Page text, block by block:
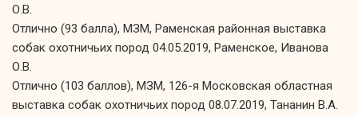
О.В.
Отлично (93 балла), МЗМ, Раменская районная выставка
собак охотничьих пород 04.05.2019, Раменское, Иванова
О.В.
Отлично (103 баллов), МЗМ, 126-я Московская областная
выставка собак охотничьих пород 08.07.2019, Тананин В.А.